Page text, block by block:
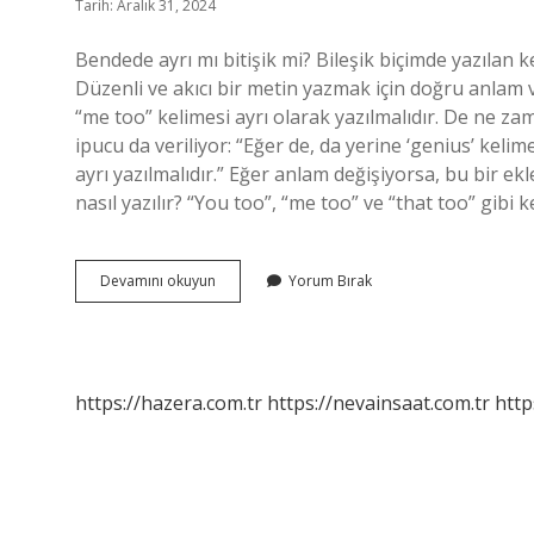
Tarih: Aralık 31, 2024
Bendede ayrı mı bitişik mi? Bileşik biçimde yazılan
Düzenli ve akıcı bir metin yazmak için doğru
“me too” kelimesi ayrı olarak yazılmalıdır. De ne
ipucu da veriliyor: “Eğer de, da yerine ‘genius’
ayrı yazılmalıdır.” Eğer anlam değişiyorsa, bu bir
nasıl yazılır? “You too”, “me too” ve “that too”
Devamını okuyun
De
Yorum Bırak
https://hazera.com.tr https://nevainsaat.com.tr